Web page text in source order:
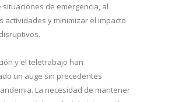
de emergencia, al
actividades y minimizar el impacto
y el teletrabajo han
un auge sin precedentes
La necesidad de mantener